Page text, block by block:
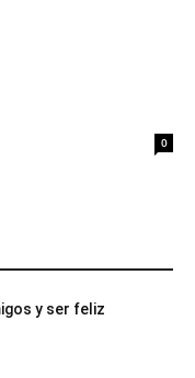
0
y ser feliz